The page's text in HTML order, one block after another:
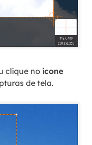
clique noícone
de tela.